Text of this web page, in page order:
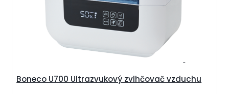
Boneco U700 Ultrazvukový zvlhčovač vzduchu